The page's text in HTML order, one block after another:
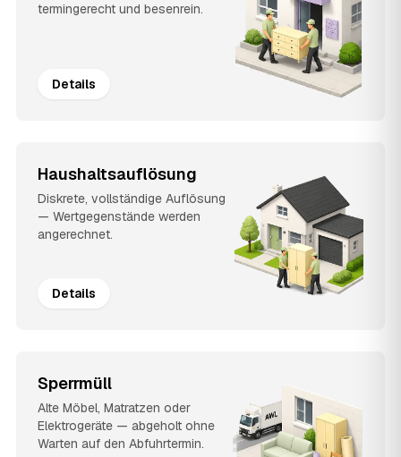
termingerecht und besenrein.
Details
Haushaltsauflösung
Diskrete, vollständige Auflösung
— Wertgegenstände werden
angerechnet.
Details
Sperrmüll
Alte Möbel, Matratzen oder
Elektrogeräte — abgeholt ohne
Warten auf den Abfuhrtermin.